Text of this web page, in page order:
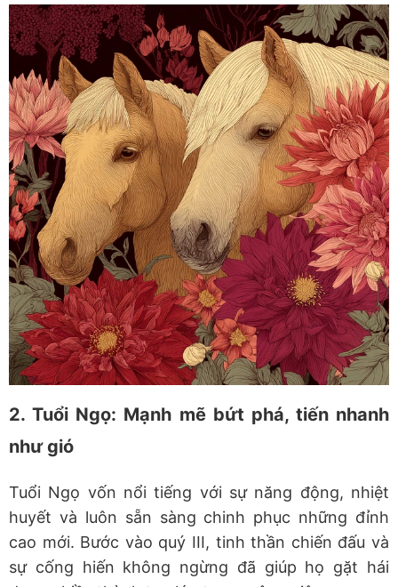
2. Tuổi Ngọ: Mạnh mẽ bứt phá, tiến nhanh
như gió
Tuổi Ngọ vốn nổi tiếng với sự năng động, nhiệt
huyết và luôn sẵn sàng chinh phục những đỉnh
cao mới. Bước vào quý III, tinh thần chiến đấu và
sự cống hiến không ngừng đã giúp họ gặt hái